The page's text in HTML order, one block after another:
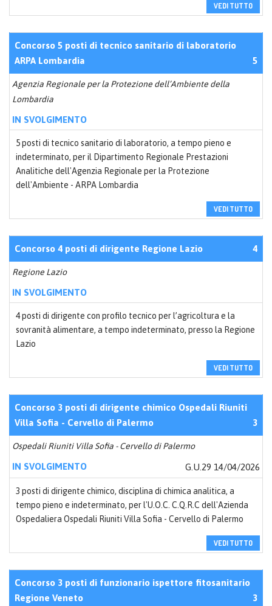
VEDI TUTTO
Concorso 5 posti di tecnico sanitario di laboratorio
ARPA Lombardia
5
Agenzia Regionale per la Protezione dell’Ambiente della
Lombardia
IN SVOLGIMENTO
5 posti di tecnico sanitario di laboratorio, a tempo pieno e
indeterminato, per il Dipartimento Regionale Prestazioni
Analitiche dell'Agenzia Regionale per la Protezione
dell'Ambiente - ARPA Lombardia
VEDI TUTTO
Concorso 4 posti di dirigente Regione Lazio 4
Regione Lazio
IN SVOLGIMENTO
4 posti di dirigente con profilo tecnico per l’agricoltura e la
sovranità alimentare, a tempo indeterminato, presso la Regione
Lazio
VEDI TUTTO
Concorso 3 posti di dirigente chimico Ospedali Riuniti
Villa Sofia - Cervello di Palermo
3
Ospedali Riuniti Villa Sofia - Cervello di Palermo
IN SVOLGIMENTO G.U.29 14/04/2026
3 posti di dirigente chimico, disciplina di chimica analitica, a
tempo pieno e indeterminato, per l'U.O.C. C.Q.R.C dell'Azienda
Ospedaliera Ospedali Riuniti Villa Sofia - Cervello di Palermo
VEDI TUTTO
Concorso 3 posti di funzionario ispettore fitosanitario
Regione Veneto
3